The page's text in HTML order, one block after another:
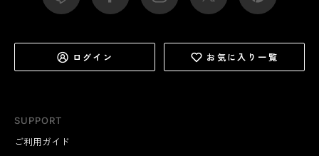
SUPPORT
ご利用ガイド
ログイン お気に入り一覧